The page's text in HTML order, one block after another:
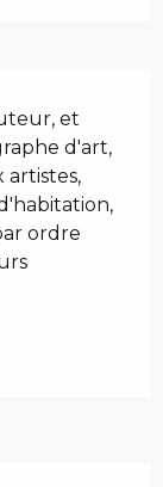
et
d'art,
ordre